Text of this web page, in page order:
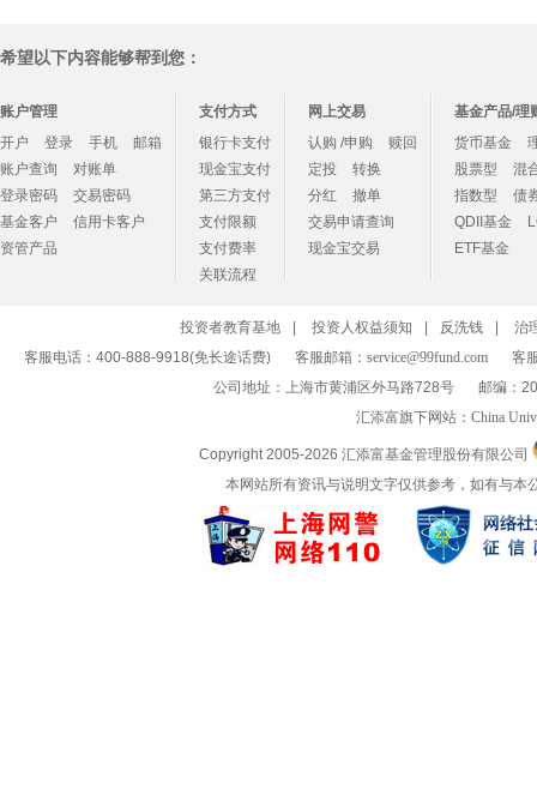
希望以下内容能够帮到您：
账户管理
开户
登录 手机
邮箱
账户查询
对账单
登录密码
交易密码
基金客户
信用卡客户
资管产品
支付方式
银行卡支付
现金宝支付
第三方支付
支付限额
支付费率
关联流程
网上交易
认购 /申购
赎回
定投
转换
分红
撤单
交易申请查询
现金宝交易
基金产品/理
货币基金
股票型
混
指数型
债
QDII基金
ETF基金
投资者教育基地 投资人权益须知 反洗钱
治
客服电话：400-888-9918(免长途话费)
客服邮箱： service@99fund.com
客
公司地址：上海市黄浦区外马路728号
邮编：
汇添富旗下网站： China
Copyright 2005-2026 汇添富基金管理股份有限公司
本网站所有资讯与说明文字仅供参考，如有与本